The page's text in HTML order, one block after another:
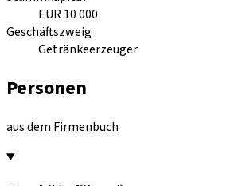
EUR 10 000
Geschäftszweig
Getränkeerzeuger
Personen
aus dem Firmenbuch